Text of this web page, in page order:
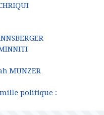
MUNZER
politique :